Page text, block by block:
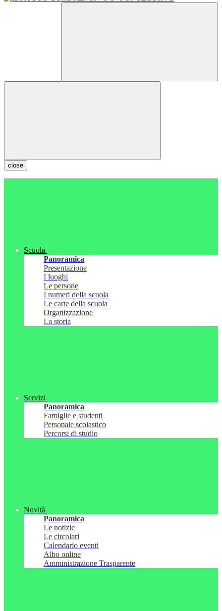
close
Scuola
Panoramica
Presentazione
I luoghi
Le persone
I numeri della scuola
Le carte della scuola
Organizzazione
La storia
Servizi
Panoramica
Famiglie e studenti
Personale scolastico
Percorsi di studio
Novità
Panoramica
Le notizie
Le circolari
Calendario eventi
Albo online
Amministrazione Trasparente